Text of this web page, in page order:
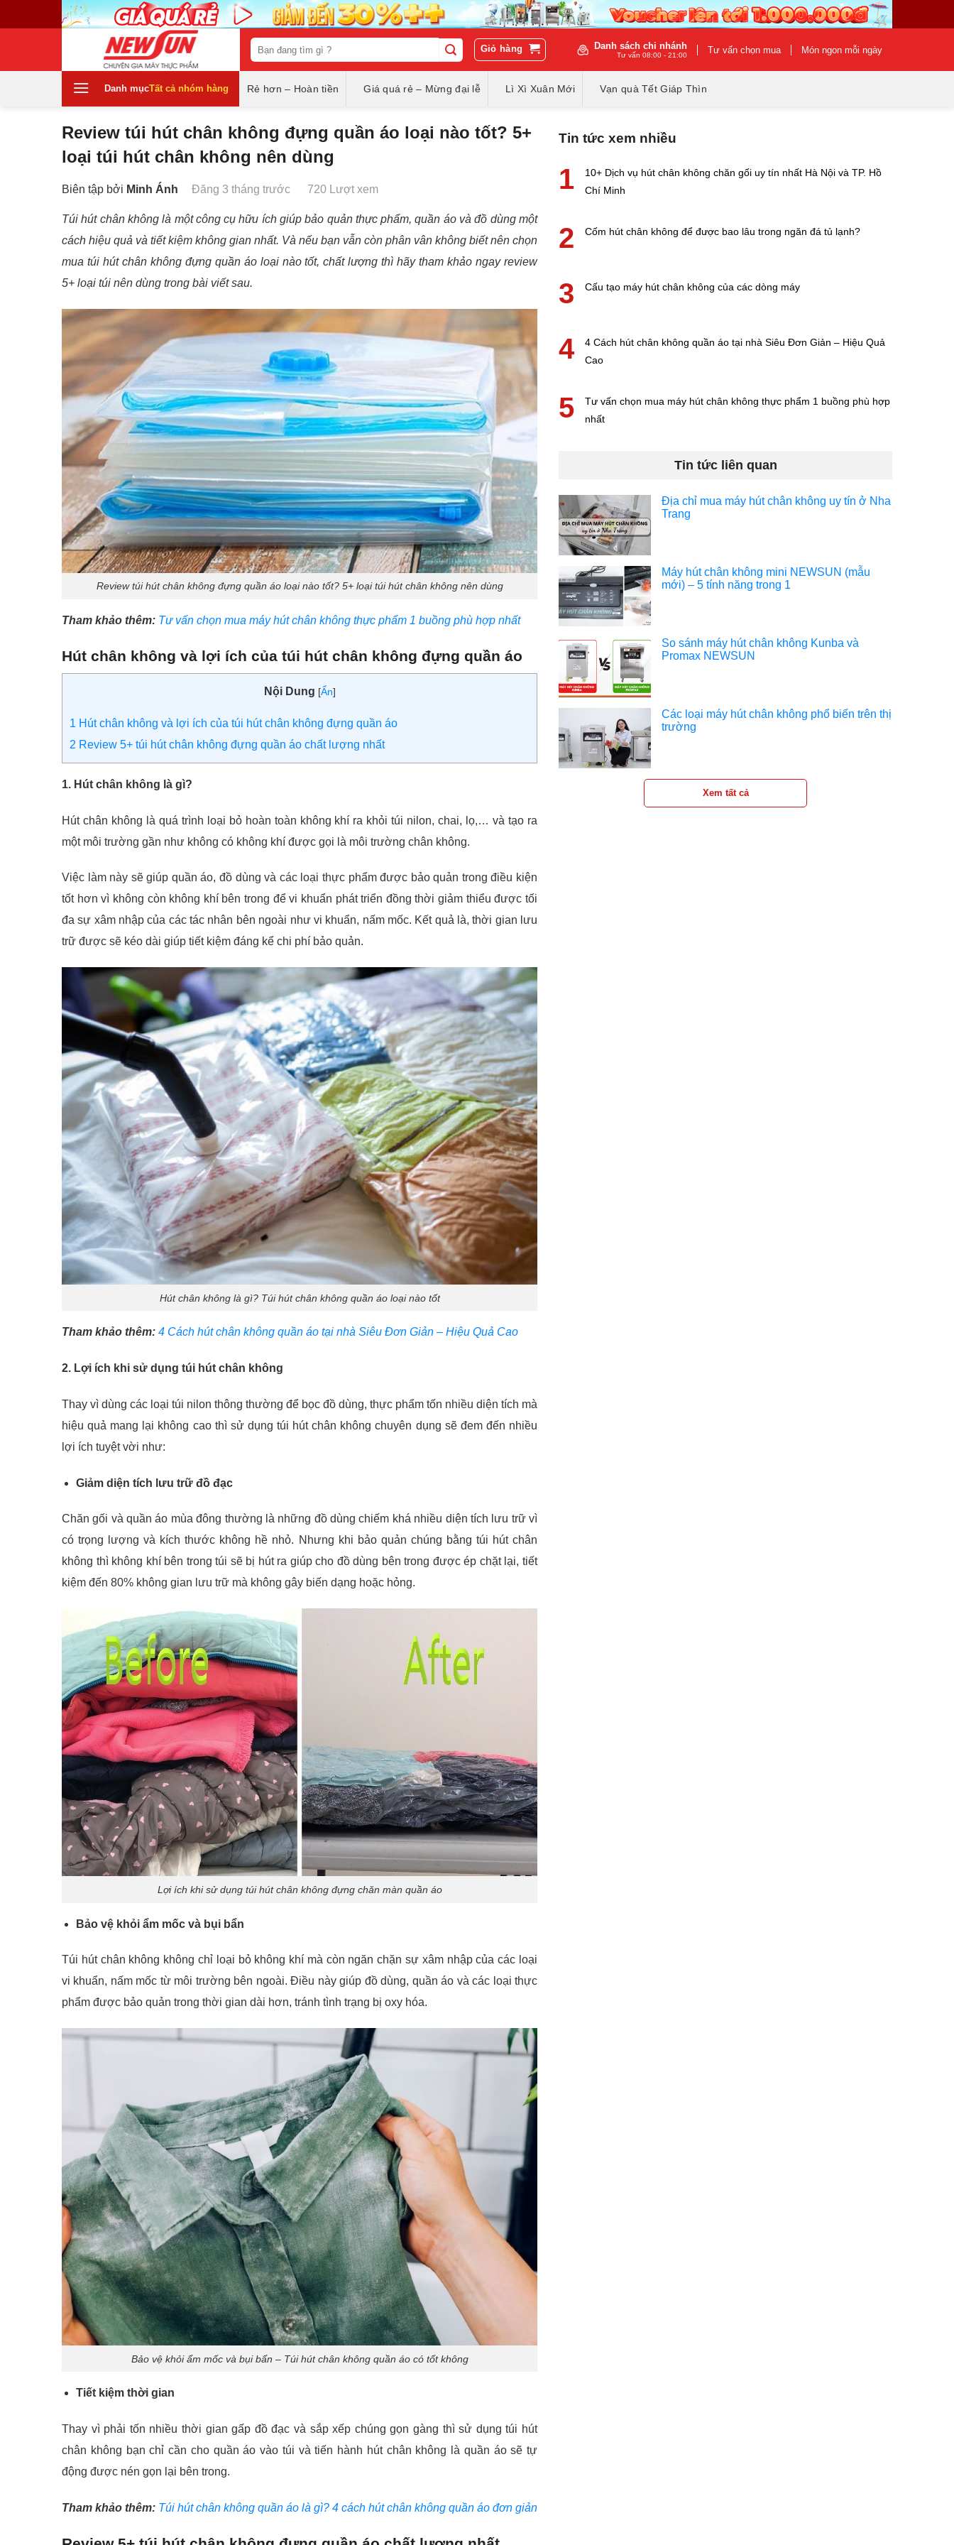
to
Tìm
kiếm:
Giỏ hàng Danh sách chi nhánh
Tư vấn 08:00 - 21:00 Tư vấn chọn mua Món ngon mỗi ngày
Tất cả nhóm hàng
Danh mục Rẻ hơn – Hoàn tiền Giá quá rẻ – Mừng đại lễ Lì Xì Xuân Mới Vạn quà Tết Giáp Thìn
Review túi hút chân không đựng quần áo loại nào tốt? 5+
loại túi hút chân không nên dùng
Biên tập bởi Minh Ánh Đăng 3 tháng trước 720 Lượt xem
Túi hút chân không là một công cụ hữu ích giúp bảo quản thực phẩm, quần áo và đồ dùng một
cách hiệu quả và tiết kiệm không gian nhất. Và nếu bạn vẫn còn phân vân không biết nên chọn
mua túi hút chân không đựng quần áo loại nào tốt, chất lượng thì hãy tham khảo ngay review
5+ loại túi nên dùng trong bài viết sau.
Review túi hút chân không đựng quần áo loại nào tốt? 5+ loại túi hút chân không nên dùng
Tham khảo thêm: Tư vấn chọn mua máy hút chân không thực phẩm 1 buồng phù hợp nhất
Hút chân không và lợi ích của túi hút chân không đựng quần áo
Nội Dung [Ẩn]
1 Hút chân không và lợi ích của túi hút chân không đựng quần áo
2 Review 5+ túi hút chân không đựng quần áo chất lượng nhất
1. Hút chân không là gì?
Hút chân không là quá trình loại bỏ hoàn toàn không khí ra khỏi túi nilon, chai, lọ,… và tạo ra
một môi trường gần như không có không khí được gọi là môi trường chân không.
Việc làm này sẽ giúp quần áo, đồ dùng và các loại thực phẩm được bảo quản trong điều kiện
tốt hơn vì không còn không khí bên trong để vi khuẩn phát triển đồng thời giảm thiểu được tối
đa sự xâm nhập của các tác nhân bên ngoài như vi khuẩn, nấm mốc. Kết quả là, thời gian lưu
trữ được sẽ kéo dài giúp tiết kiệm đáng kể chi phí bảo quản.
Hút chân không là gì? Túi hút chân không quần áo loại nào tốt
Tham khảo thêm: 4 Cách hút chân không quần áo tại nhà Siêu Đơn Giản – Hiệu Quả Cao
2. Lợi ích khi sử dụng túi hút chân không
Thay vì dùng các loại túi nilon thông thường để bọc đồ dùng, thực phẩm tốn nhiều diện tích mà
hiệu quả mang lại không cao thì sử dụng túi hút chân không chuyên dụng sẽ đem đến nhiều
lợi ích tuyệt vời như:
Giảm diện tích lưu trữ đồ đạc
Chăn gối và quần áo mùa đông thường là những đồ dùng chiếm khá nhiều diện tích lưu trữ vì
có trọng lượng và kích thước không hề nhỏ. Nhưng khi bảo quản chúng bằng túi hút chân
không thì không khí bên trong túi sẽ bị hút ra giúp cho đồ dùng bên trong được ép chặt lại, tiết
kiệm đến 80% không gian lưu trữ mà không gây biến dạng hoặc hỏng.
Lợi ích khi sử dụng túi hút chân không đựng chăn màn quần áo
Bảo vệ khỏi ẩm mốc và bụi bẩn
Túi hút chân không không chỉ loại bỏ không khí mà còn ngăn chặn sự xâm nhập của các loại
vi khuẩn, nấm mốc từ môi trường bên ngoài. Điều này giúp đồ dùng, quần áo và các loại thực
phẩm được bảo quản trong thời gian dài hơn, tránh tình trạng bị oxy hóa.
Bảo vệ khỏi ẩm mốc và bụi bẩn – Túi hút chân không quần áo có tốt không
Tiết kiệm thời gian
Thay vì phải tốn nhiều thời gian gấp đồ đạc và sắp xếp chúng gọn gàng thì sử dụng túi hút
chân không bạn chỉ cần cho quần áo vào túi và tiến hành hút chân không là quần áo sẽ tự
động được nén gọn lại bên trong.
Tham khảo thêm: Túi hút chân không quần áo là gì? 4 cách hút chân không quần áo đơn giản
Tin tức xem nhiều
1
10+ Dịch vụ hút chân không chăn gối uy tín nhất Hà Nội và TP. Hồ
Chí Minh
2 Cốm hút chân không để được bao lâu trong ngăn đá tủ lạnh?
3 Cấu tạo máy hút chân không của các dòng máy
4
4 Cách hút chân không quần áo tại nhà Siêu Đơn Giản – Hiệu Quả
Cao
5
Tư vấn chọn mua máy hút chân không thực phẩm 1 buồng phù hợp
nhất
Tin tức liên quan
Địa chỉ mua máy hút chân không uy tín ở Nha
Trang
Máy hút chân không mini NEWSUN (mẫu
mới) – 5 tính năng trong 1
So sánh máy hút chân không Kunba và
Promax NEWSUN
Các loại máy hút chân không phổ biến trên thị
trường
Xem tất cả